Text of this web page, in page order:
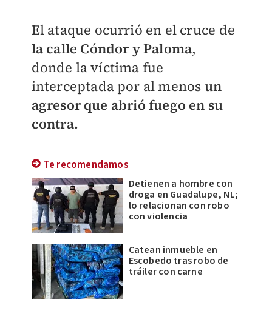
El ataque ocurrió en el cruce de
la calle Cóndor y Paloma,
donde la víctima fue
interceptada por al menos un
agresor que abrió fuego en su
contra.
Te recomendamos
Detienen a hombre con
droga en Guadalupe, NL;
lo relacionan con robo
con violencia
Catean inmueble en
Escobedo tras robo de
tráiler con carne